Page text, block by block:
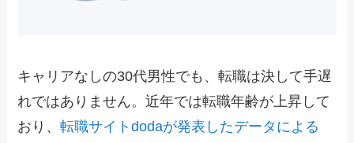
キャリアなしの30代男性でも、転職は決して手遅
れではありません。近年では転職年齢が上昇して
おり、転職サイトdodaが発表したデータによる